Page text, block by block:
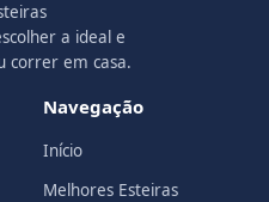
a ideal e
correr em casa.
Navegação
Início
Melhores Esteiras